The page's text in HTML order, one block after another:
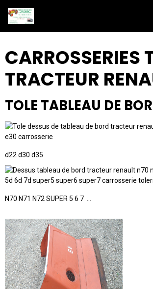
CARROSSERIES
TRACTEUR
TOLE TABLEAU DE
d22 d30 d35
N70 N71 N72 SUPER 5 6 7 ...